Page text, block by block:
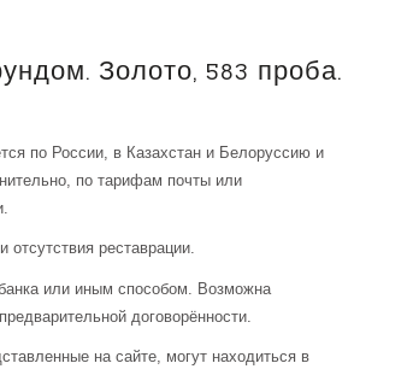
Золото, 583 проба.
по России, в Казахстан и Белоруссию и
по тарифам почты или
отсутствия реставрации.
или иным способом. Возможна
договорённости.
на сайте, могут находиться в